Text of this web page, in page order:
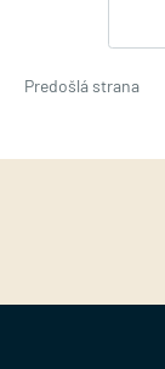
Predošlá strana